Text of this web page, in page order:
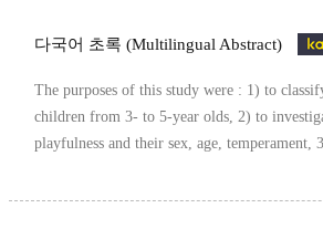
다국어 초록 (Multilingual Abstract)
The purposes of this study were : 1) to
children from 3- to 5-year olds, 2) to
playfulness and their sex, age, temperament,